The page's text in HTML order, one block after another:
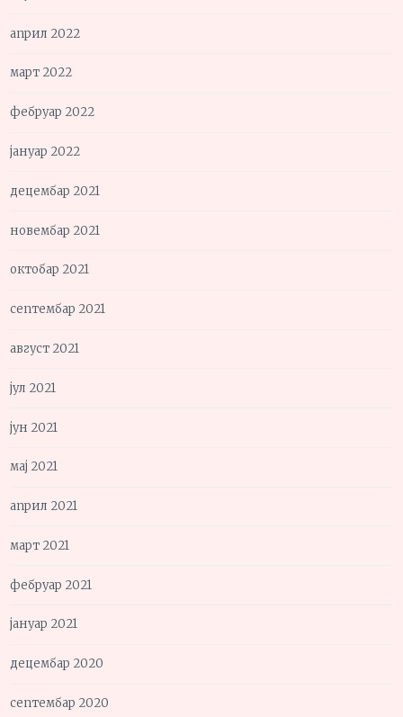
април 2022
март 2022
фебруар 2022
јануар 2022
децембар 2021
новембар 2021
октобар 2021
септембар 2021
август 2021
јул 2021
јун 2021
мај 2021
април 2021
март 2021
фебруар 2021
јануар 2021
децембар 2020
септембар 2020